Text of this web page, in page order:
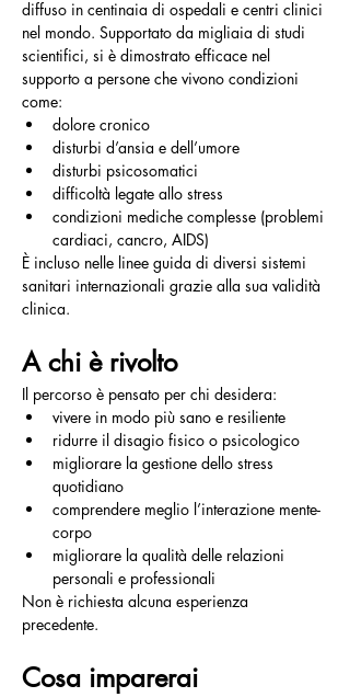
diffuso in centinaia di ospedali e centri clinici
nel mondo. Supportato da migliaia di studi
scientifici, si è dimostrato efficace nel
supporto a persone che vivono condizioni
come:
dolore cronico
disturbi d’ansia e dell’umore
disturbi psicosomatici
difficoltà legate allo stress
condizioni mediche complesse (problemi
cardiaci, cancro, AIDS)
È incluso nelle linee guida di diversi sistemi
sanitari internazionali grazie alla sua validità
clinica.
A chi è rivolto
Il percorso è pensato per chi desidera:
vivere in modo più sano e resiliente
ridurre il disagio fisico o psicologico
migliorare la gestione dello stress
quotidiano
comprendere meglio l’interazione mente-
corpo
migliorare la qualità delle relazioni
personali e professionali
Non è richiesta alcuna esperienza
precedente.
Cosa imparerai